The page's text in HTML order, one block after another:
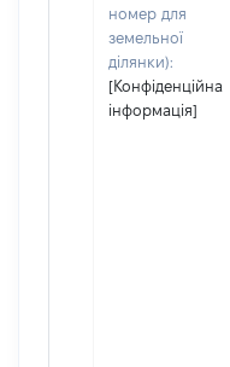
номер для
земельної
ділянки):
[Конфіденційна
інформація]